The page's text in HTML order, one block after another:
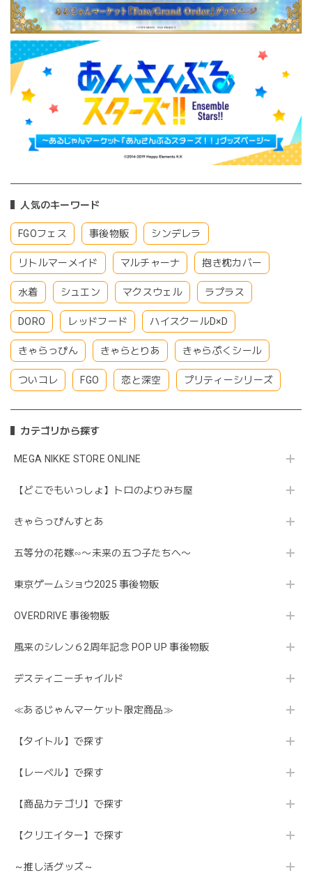
人気のキーワード
FGOフェス 事後物販 シンデレラ
リトルマーメイド マルチャーナ 抱き枕カバー
水着 シュエン マクスウェル ラプラス
DORO レッドフード ハイスクールD×D
きゃらっぴん きゃらとりあ きゃらぷくシール
ついコレ FGO 恋と深空 プリティーシリーズ
カテゴリから探す
MEGA NIKKE STORE ONLINE
【どこでもいっしょ】トロのよりみち屋
きゃらっぴんすとあ
五等分の花嫁∽〜未来の五つ子たちへ〜
東京ゲームショウ2025 事後物販
OVERDRIVE 事後物販
風来のシレン６2周年記念 POP UP 事後物販
デスティニーチャイルド
≪あるじゃんマーケット限定商品≫
【タイトル】で探す
【レーベル】で探す
【商品カテゴリ】で探す
【クリエイター】で探す
～推し活グッズ～